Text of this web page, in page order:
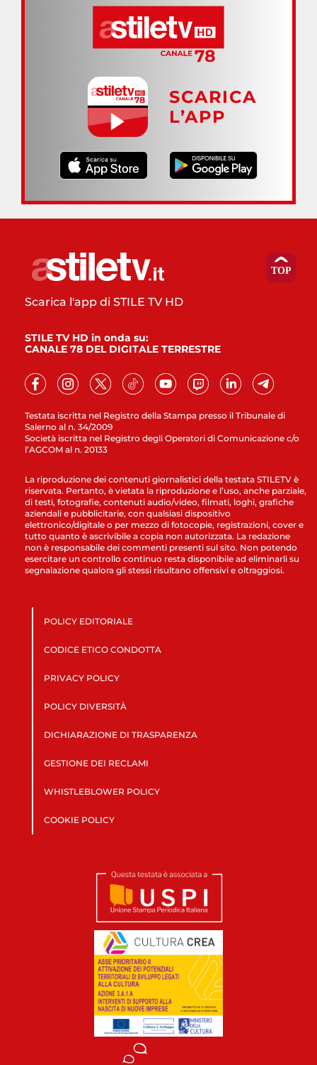
SCARICA
L’APP
Testata iscritta nel Registro della Stampa presso il Tribunale di
Salerno al n. 34/2009
Società iscritta nel Registro degli Operatori di Comunicazione c/o
l’AGCOM al n. 20133
Scarica l'app di STILE TV HD
STILE TV HD in onda su:
CANALE 78 DEL DIGITALE TERRESTRE
La riproduzione dei contenuti giornalistici della testata STILETV è
riservata. Pertanto, è vietata la riproduzione e l’uso, anche parziale,
di testi, fotografie, contenuti audio/video, filmati, loghi, grafiche
aziendali e pubblicitarie, con qualsiasi dispositivo
elettronico/digitale o per mezzo di fotocopie, registrazioni, cover e
tutto quanto è ascrivibile a copia non autorizzata. La redazione
non è responsabile dei commenti presenti sul sito. Non potendo
esercitare un controllo continuo resta disponibile ad eliminarli su
segnalazione qualora gli stessi risultano offensivi e oltraggiosi.
POLICY EDITORIALE
CODICE ETICO CONDOTTA
PRIVACY POLICY
POLICY DIVERSITÀ
DICHIARAZIONE DI TRASPARENZA
GESTIONE DEI RECLAMI
WHISTLEBLOWER POLICY
COOKIE POLICY